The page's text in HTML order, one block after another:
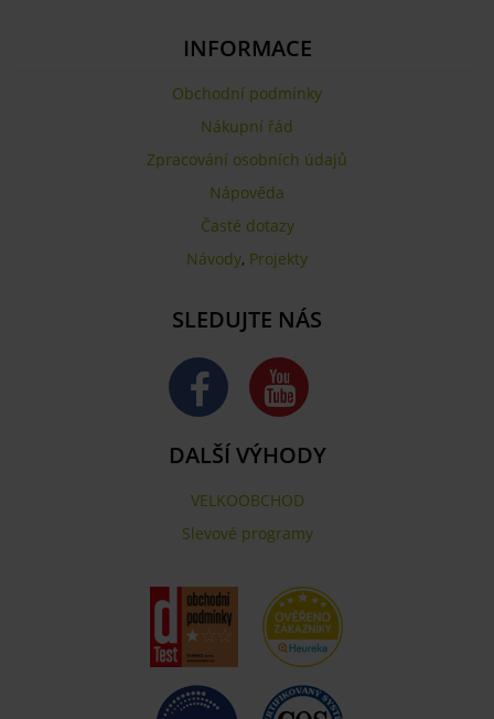
INFORMACE
Obchodní podmínky
Nákupní řád
Zpracování osobních údajů
Nápověda
Časté dotazy
Návody, Projekty
SLEDUJTE NÁS
DALŠÍ VÝHODY
VELKOOBCHOD
Slevové programy